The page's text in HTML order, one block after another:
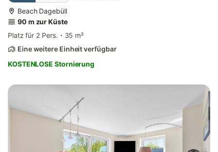
Beach Dagebüll
90 m zur Küste
Platz für 2 Pers.
35 m²
Eine weitere Einheit verfügbar
KOSTENLOSE Stornierung